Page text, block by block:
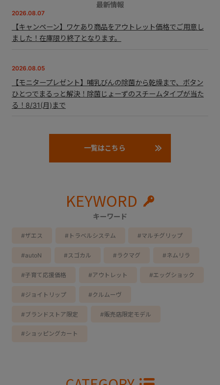
最新情報
2026.08.07
【キャンペーン】ワケあり商品をアウトレット価格でご用意し
ました！在庫限り終了となります。
2026.08.05
【モニタープレゼント】哺乳びんの除菌から乾燥まで、ボタン
ひとつでまるっと解決！除菌じょーずのスチームタイプが当た
る！8/31(月)まで
一覧はこちら
KEYWORD
キーワード
#ザエス #トラベルシステム #マルチグリップ
#autoN #スゴカル #ラクマグ #ネムリラ
#子育て応援価格 #アウトレット #エッグショック
#ジョイトリップ #クルムーヴ
#ブランドストア限定 #販売店限定モデル
#ショッピングカート